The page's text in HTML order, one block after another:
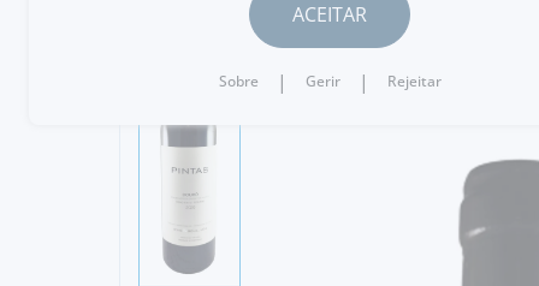
ACEITAR
Sobre | Gerir | Rejeitar